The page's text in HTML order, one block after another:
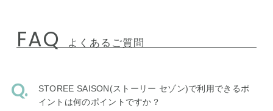
FAQ よくあるご質問
STOREE SAISON(ストーリー セゾン)で利用できるポ
イントは何のポイントですか？